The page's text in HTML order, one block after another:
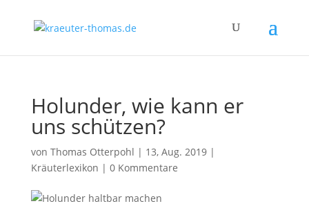
Holunder, wie kann er
uns schützen?
von Thomas Otterpohl | 13, Aug. 2019|
Kräuterlexikon | 0 Kommentare